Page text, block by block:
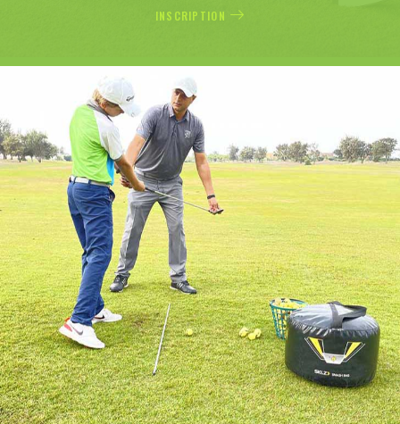
INSCRIPTION